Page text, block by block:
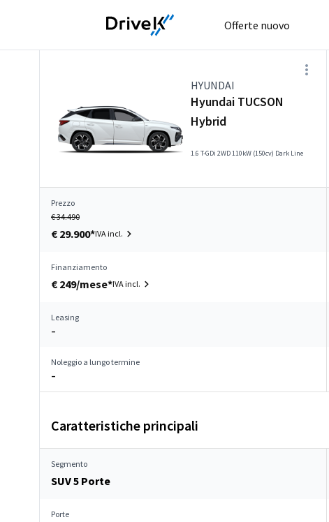
Offerte nuovo
HYUNDAI
Hyundai TUCSON
Hybrid
1.6 T-GDi 2WD 110kW (150cv) Dark Line
Prezzo
€ 34.490
€ 29.900*IVA incl.
Finanziamento
€ 249/mese*IVA incl.
Leasing
–
Noleggio a lungo termine
–
Caratteristiche principali
Segmento
SUV 5 Porte
Porte